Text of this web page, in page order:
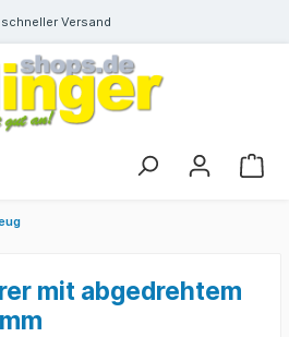
schneller Versand
mit abgedrehtem